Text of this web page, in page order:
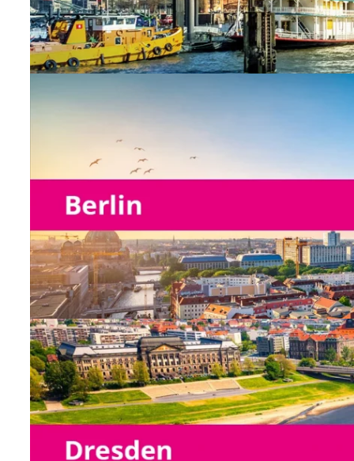
Niederlassung Berlin
keine offenen Positionen
vorhanden
Niederlassung Dresden